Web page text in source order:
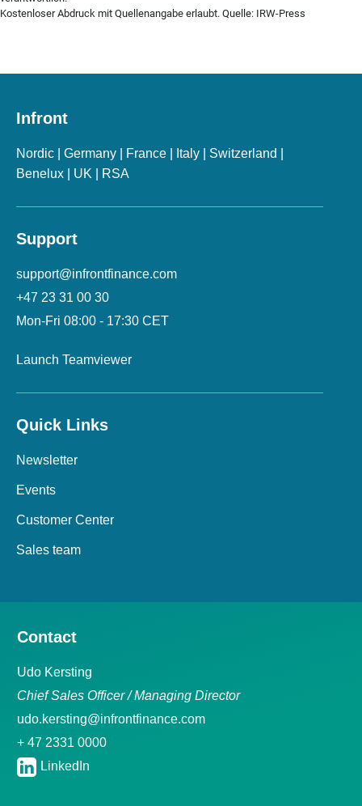
Kostenloser Abdruck mit Quellenangabe erlaubt. Quelle: IRW-Press
Infront
Nordic | Germany | France | Italy | Switzerland |
Benelux | UK | RSA
Support
support@infrontfinance.com
+47 23 31 00 30
Mon-Fri 08:00 - 17:30 CET
Launch Teamviewer
Quick Links
Newsletter
Events
Customer Center
Sales team
Contact
Udo Kersting
Chief Sales Officer / Managing Director
udo.kersting@infrontfinance.com
+ 47 2331 0000
LinkedIn